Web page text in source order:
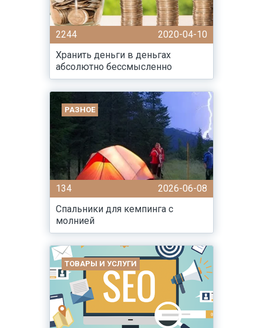
2244
2020-04-10
Хранить деньги в деньгах
абсолютно бессмысленно
РАЗНОЕ
134
2026-06-08
Спальники для кемпинга с
молнией
ТОВАРЫ И УСЛУГИ